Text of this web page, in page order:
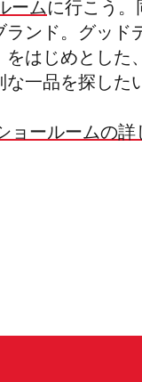
ームに行こう。
ランド。グッド
をはじめとした
一品を探した
ョールームの